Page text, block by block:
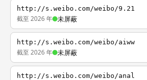
http://s.weibo.com/weibo/9.21
截至 2026 年 未屏蔽
http://s.weibo.com/weibo/aiww
截至 2026 年 未屏蔽
http://s.weibo.com/weibo/anal